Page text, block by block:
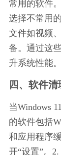
常用的软件
选择不常用
文件如视频
备。通过这
升系统性能。
四、软件清
当Windows
的软件包括
和应用程序
开“设置”。